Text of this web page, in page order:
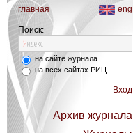
главная eng
Поиск:
на сайте журнала
на всех сайтах РИЦ
Вход
Архив журнала